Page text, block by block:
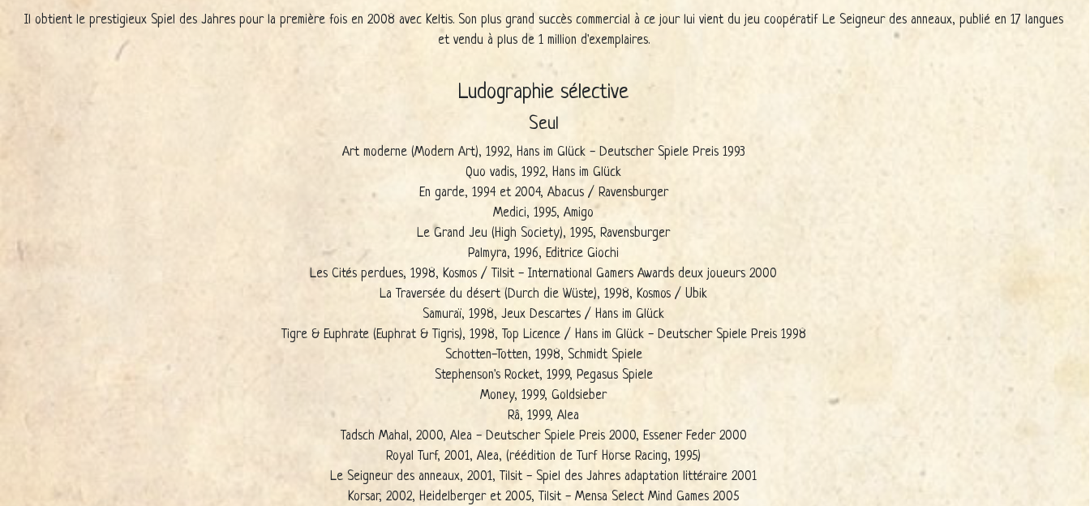
Il obtient le prestigieux Spiel des Jahres pour la première fois en 2008 avec Keltis. Son plus grand succès commercial à ce jour lui vient du jeu coopératif Le Seigneur des anneaux, publié en 17 langues
et vendu à plus de 1 million d'exemplaires.
Ludographie sélective
Seul
Art moderne (Modern Art), 1992, Hans im Glück - Deutscher Spiele Preis 1993
Quo vadis, 1992, Hans im Glück
En garde, 1994 et 2004, Abacus / Ravensburger
Medici, 1995, Amigo
Le Grand Jeu (High Society), 1995, Ravensburger
Palmyra, 1996, Editrice Giochi
Les Cités perdues, 1998, Kosmos / Tilsit - International Gamers Awards deux joueurs 2000
La Traversée du désert (Durch die Wüste), 1998, Kosmos / Ubik
Samuraï, 1998, Jeux Descartes / Hans im Glück
Tigre & Euphrate (Euphrat & Tigris), 1998, Top Licence / Hans im Glück - Deutscher Spiele Preis 1998
Schotten-Totten, 1998, Schmidt Spiele
Stephenson's Rocket, 1999, Pegasus Spiele
Money, 1999, Goldsieber
Râ, 1999, Alea
Tadsch Mahal, 2000, Alea - Deutscher Spiele Preis 2000, Essener Feder 2000
Royal Turf, 2001, Alea, (réédition de Turf Horse Racing, 1995)
Le Seigneur des anneaux, 2001, Tilsit - Spiel des Jahres adaptation littéraire 2001
Korsar, 2002, Heidelberger et 2005, Tilsit - Mensa Select Mind Games 2005